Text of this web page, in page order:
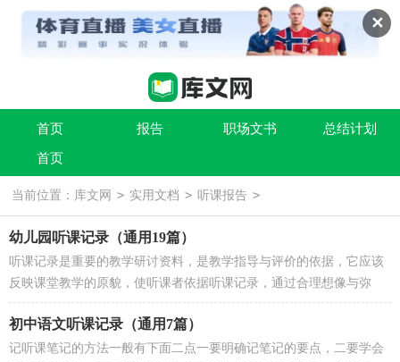
✕
首页 报告 职场文书 总结计划
条据书信
首页
当前位置： 库文网 > 实用文档 > 听课报告 >
幼儿园听课记录（通用19篇）
听课记录是重要的教学研讨资料，是教学指导与评价的依据，它应该
反映课堂教学的原貌，使听课者依据听课记录，通过合理想像与弥
补，在头脑中再现教学实况。以下是...
初中语文听课记录（通用7篇）
记听课笔记的方法一般有下面二点一要明确记笔记的要点，二要学会